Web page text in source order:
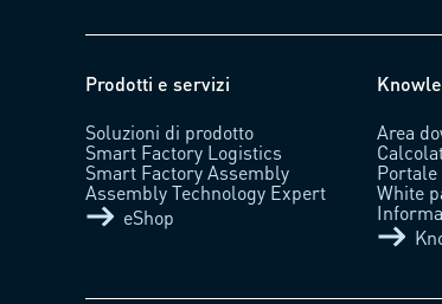
Prodotti e servizi
Soluzioni di prodotto
Smart Factory Logistics
Smart Factory Assembly
Assembly Technology Expert
eShop
Area
Portale
White